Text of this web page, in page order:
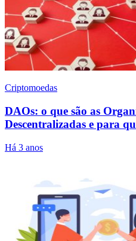
Criptomoedas
DAOs: o que são as
Descentralizadas e para
Há 3 anos